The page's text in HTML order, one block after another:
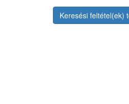
Keresési feltétel(ek)